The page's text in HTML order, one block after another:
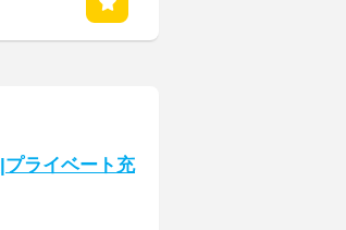
プライベート充